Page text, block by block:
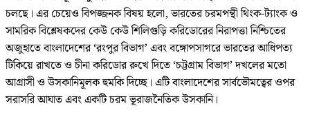
চলছে। এর চেয়েও বিপজ্জনক বিষয় হলো, ভারতের চরমপন্থী থিংক-ট্যাংক ও
সামরিক বিশ্লেষকদের কেউ কেউ শিলিগুড়ি করিডোরের নিরাপত্তা নিশ্চিতের
অজুহাতে বাংলাদেশের ‘রংপুর বিভাগ’ এবং বঙ্গোপসাগরে ভারতের আধিপত্য
টিকিয়ে রাখতে ও চীনা করিডোর রুখে দিতে ‘চট্টগ্রাম বিভাগ’ দখলের মতো
আগ্রাসী ও উসকানিমূলক হুমকি দিচ্ছে। এটি বাংলাদেশের সার্বভৌমত্বের ওপর
সরাসরি আঘাত এবং একটি চরম ভূরাজনৈতিক উসকানি।